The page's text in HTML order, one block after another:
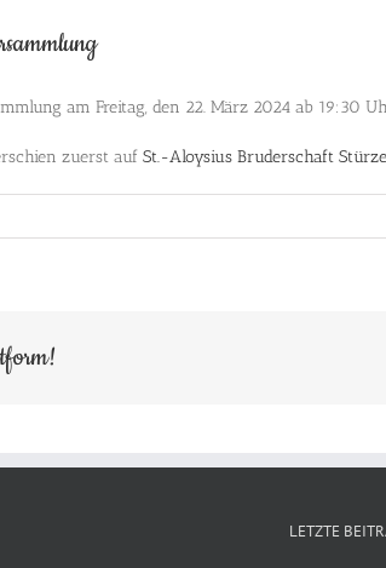
am Freitag, den 22. März 2024 ab 19:30
zuerst auf St.-Aloysius Bruderschaft
LETZTE